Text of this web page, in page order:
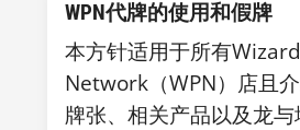
WPN代牌的使用和假牌
本方针适用于所有
Network（WPN）店且
牌张、相关产品以及龙